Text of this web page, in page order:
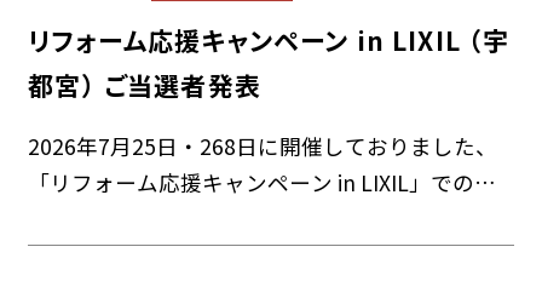
リフォーム応援キャンペーン in LIXIL （宇
都宮） ご当選者発表
2026年7月25日・268日に開催しておりました、
「リフォーム応援キャンペーン in LIXIL」でのリ
募いただきありがとうございまし…